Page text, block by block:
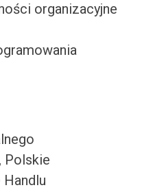
organizacyjne
Polskie